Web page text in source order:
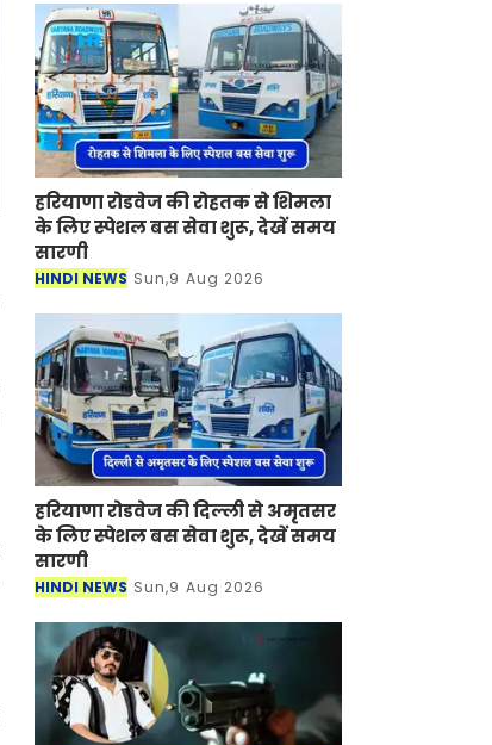
हाई-स्पीड रेल कॉरि
हरियाणा रोडवेज की रोहतक से शिमला
के लिए स्पेशल बस सेवा शुरू, देखें समय
सारणी
HINDI NEWS Sun,9 Aug 2026
हरियाणा रोडवेज की दिल्ली से अमृतसर
के लिए स्पेशल बस सेवा शुरू, देखें समय
सारणी
HINDI NEWS Sun,9 Aug 2026